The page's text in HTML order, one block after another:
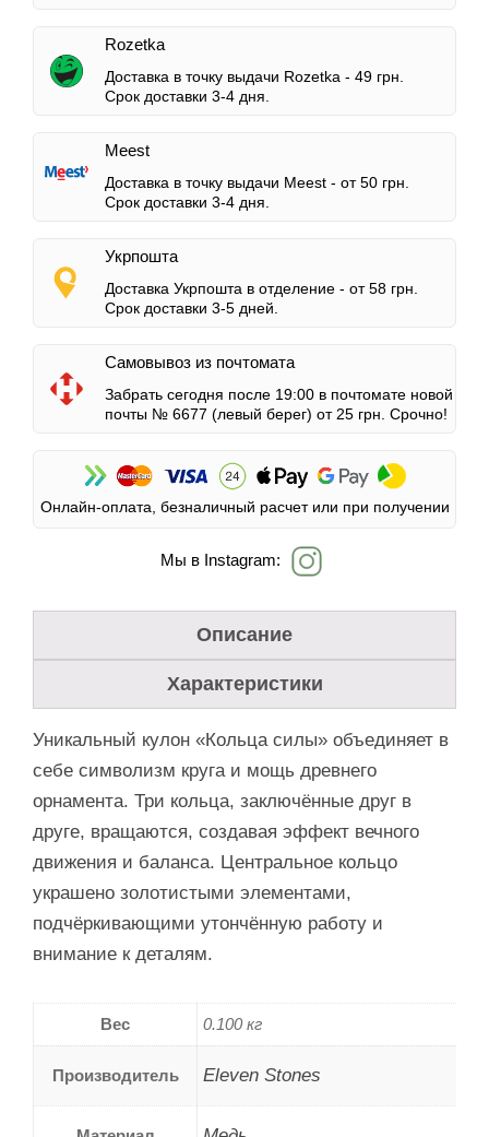
Rozetka
Доставка в точку выдачи Rozetka - 49 грн.
Срок доставки 3-4 дня.
Meest
Доставка в точку выдачи Meest - от 50 грн.
Срок доставки 3-4 дня.
Укрпошта
Доставка Укрпошта в отделение - от 58 грн.
Срок доставки 3-5 дней.
Самовывоз из почтомата
Забрать сегодня после 19:00 в почтомате новой
почты № 6677 (левый берег) от 25 грн. Срочно!
Онлайн-оплата, безналичный расчет или при получении
Мы в Instagram:
Описание
Характеристики
Уникальный кулон «Кольца силы» объединяет в
себе символизм круга и мощь древнего
орнамента. Три кольца, заключённые друг в
друге, вращаются, создавая эффект вечного
движения и баланса. Центральное кольцо
украшено золотистыми элементами,
подчёркивающими утончённую работу и
внимание к деталям.
Вес 0.100 кг
Производитель Eleven Stones